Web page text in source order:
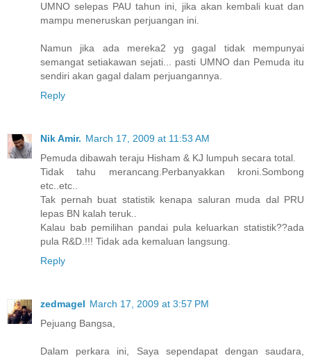
UMNO selepas PAU tahun ini, jika akan kembali kuat dan
mampu meneruskan perjuangan ini.
Namun jika ada mereka2 yg gagal tidak mempunyai
semangat setiakawan sejati... pasti UMNO dan Pemuda itu
sendiri akan gagal dalam perjuangannya.
Reply
Nik Amir. March 17, 2009 at 11:53 AM
Pemuda dibawah teraju Hisham & KJ lumpuh secara total.
Tidak tahu merancang.Perbanyakkan kroni.Sombong
etc..etc..
Tak pernah buat statistik kenapa saluran muda dal PRU
lepas BN kalah teruk..
Kalau bab pemilihan pandai pula keluarkan statistik??ada
pula R&D.!!! Tidak ada kemaluan langsung.
Reply
zedmagel March 17, 2009 at 3:57 PM
Pejuang Bangsa,
Dalam perkara ini, Saya sependapat dengan saudara,